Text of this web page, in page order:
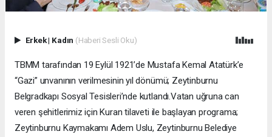
Erkek| Kadın (Haberi Sesli Oku)
TBMM tarafından 19 Eylül 1921’de Mustafa Kemal Atatürk’e
“Gazi” unvanının verilmesinin yıl dönümü; Zeytinburnu
Belgradkapı Sosyal Tesisleri’nde kutlandı.Vatan uğruna can
veren şehitlerimiz için Kuran tilaveti ile başlayan programa;
Zeytinburnu Kaymakamı Adem Uslu, Zeytinburnu Belediye